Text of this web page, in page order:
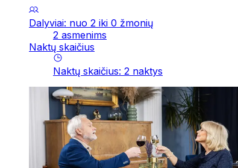
Dalyviai: nuo 2 iki 0 žmonių
2 asmenims
Naktų skaičius
Naktų skaičius: 2 naktys